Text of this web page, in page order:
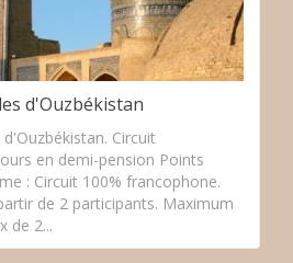
d'Ouzbékistan
Circuit
en demi-pension Points
: Circuit 100% francophone.
de 2 participants. Maximum
de 2...